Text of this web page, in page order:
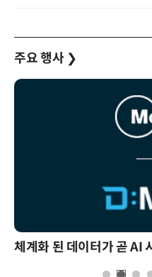
주요 행사 ❯
체계화 된 데이터가 곧 AI